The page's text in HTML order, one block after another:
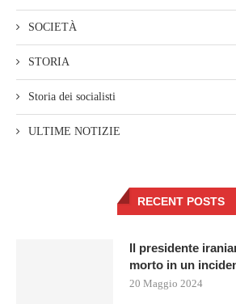
SOCIETÀ
STORIA
Storia dei socialisti
ULTIME NOTIZIE
RECENT POSTS
Il presidente
morto in un
20 Maggio 2024